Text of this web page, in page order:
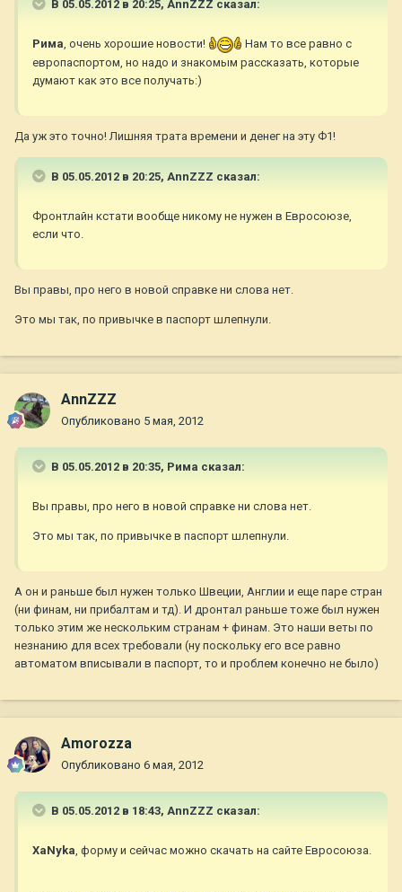
В 05.05.2012 в 20:25, AnnZZZ сказал:
Рима, очень хорошие новости!
Нам то все равно с
европаспортом, но надо и знакомым рассказать, которые
думают как это все получать:)
Да уж это точно! Лишняя трата времени и денег на эту Ф1!
В 05.05.2012 в 20:25, AnnZZZ сказал:
Фронтлайн кстати вообще никому не нужен в Евросоюзе,
если что.
Вы правы, про него в новой справке ни слова нет.
Это мы так, по привычке в паспорт шлепнули.
AnnZZZ
Опубликовано 5 мая, 2012
В 05.05.2012 в 20:35, Рима сказал:
Вы правы, про него в новой справке ни слова нет.
Это мы так, по привычке в паспорт шлепнули.
А он и раньше был нужен только Швеции, Англии и еще паре стран
(ни финам, ни прибалтам и тд). И дронтал раньше тоже был нужен
только этим же нескольким странам + финам. Это наши веты по
незнанию для всех требовали (ну поскольку его все равно
автоматом вписывали в паспорт, то и проблем конечно не было)
Amorozza
Опубликовано 6 мая, 2012
В 05.05.2012 в 18:43, AnnZZZ сказал:
ХаNyka, форму и сейчас можно скачать на сайте Евросоюза.